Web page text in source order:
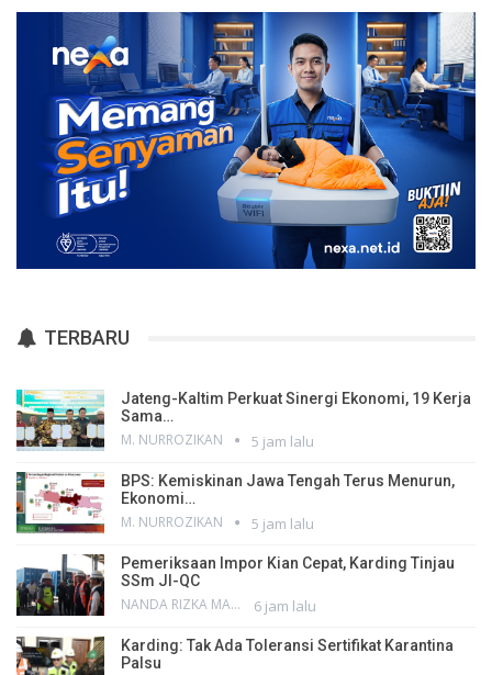
TERBARU
Jateng-Kaltim Perkuat Sinergi Ekonomi, 19 Kerja
Sama…
M. NURROZIKAN 5 jam lalu
BPS: Kemiskinan Jawa Tengah Terus Menurun,
Ekonomi…
M. NURROZIKAN 5 jam lalu
Pemeriksaan Impor Kian Cepat, Karding Tinjau
SSm JI-QC
NANDA RIZKA MAHENDRA 6 jam lalu
Karding: Tak Ada Toleransi Sertifikat Karantina
Palsu